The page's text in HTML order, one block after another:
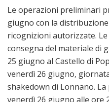
Le operazioni preliminari
giugno con la
ricognizioni autorizzate.
consegna del materiale di
25 giugno al Castello di
venerdì 26 giugno,
shakedown di Lonnano.
venerdì 26 giugno alle ore